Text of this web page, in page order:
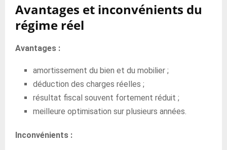
Avantages et inconvénients du
régime réel
Avantages :
amortissement du bien et du mobilier ;
déduction des charges réelles ;
résultat fiscal souvent fortement réduit ;
meilleure optimisation sur plusieurs années.
Inconvénients :